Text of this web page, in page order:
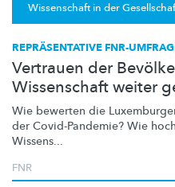
Wissenschaft in der
REPRÄSENTATIVE FNR-
Vertrauen der
Wissenschaft weiter
Wie bewerten die
der Covid-Pandemie? Wie
Wissens...
FNR